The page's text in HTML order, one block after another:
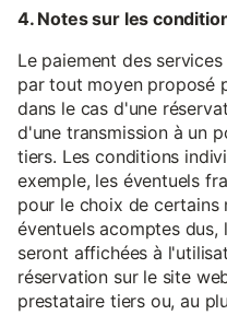
4. Notes sur les
Le paiement des
par tout moyen proposé
dans le cas d'une
d'une transmission à un
tiers. Les conditions
exemple, les éventuels
pour le choix de certains
éventuels acomptes dus,
seront affichées à
réservation sur le site
prestataire tiers ou, au